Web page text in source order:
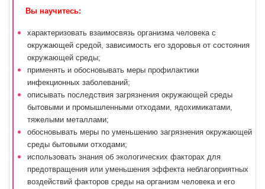
Вы научитесь:
характеризовать взаимосвязь организма человека с
окружающей средой, зависимость его здоровья от состояния
окружающей среды;
применять и обосновывать меры профилактики
инфекционных заболеваний;
описывать последствия загрязнения окружающей среды
бытовыми и промышленными отходами, ядохимикатами,
тяжелыми металлами;
обосновывать меры по уменьшению загрязнения окружающей
среды бытовыми отходами;
использовать знания об экологических факторах для
предотвращения или уменьшения эффекта неблагоприятных
воздействий факторов среды на организм человека и его